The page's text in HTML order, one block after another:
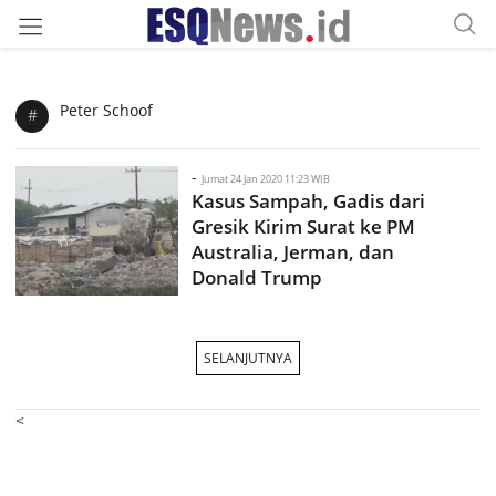
# Peter Schoof
- Jumat 24 Jan 2020 11:23 WIB
Kasus Sampah, Gadis dari
Gresik Kirim Surat ke PM
Australia, Jerman, dan
Donald Trump
SELANJUTNYA
<